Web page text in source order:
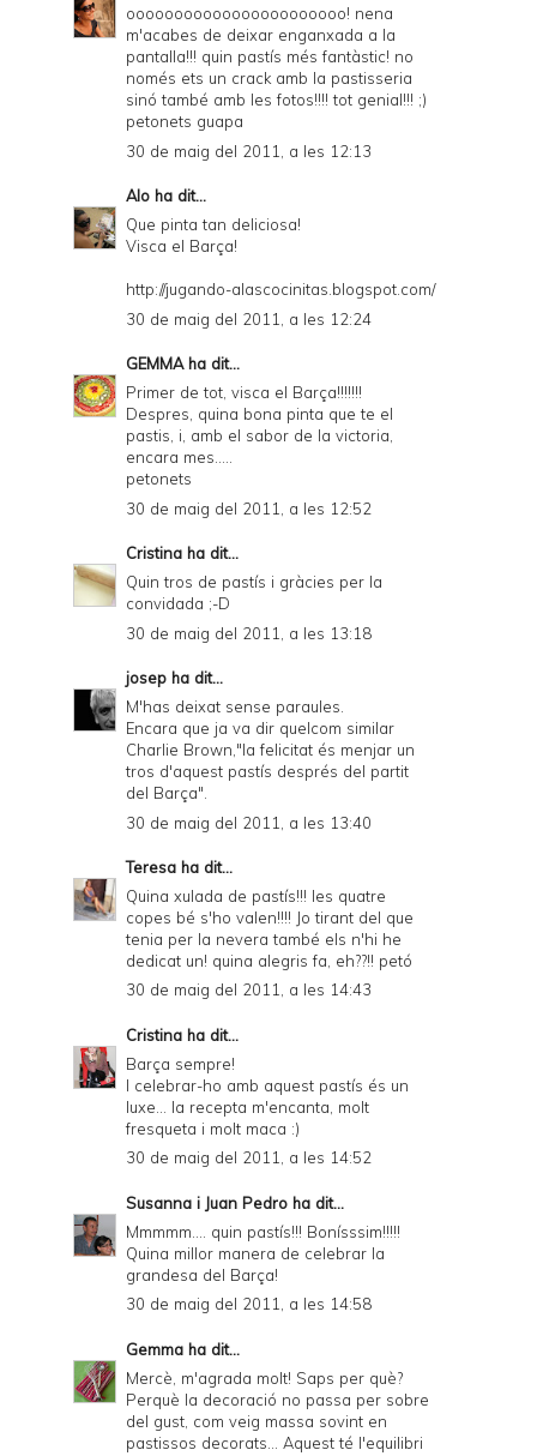
ooooooooooooooooooooooo! nena
m'acabes de deixar enganxada a la
pantalla!!! quin pastís més fantàstic! no
només ets un crack amb la pastisseria
sinó també amb les fotos!!!! tot genial!!! ;)
petonets guapa
30 de maig del 2011, a les 12:13
Alo ha dit...
Que pinta tan deliciosa!
Visca el Barça!
http://jugando-alascocinitas.blogspot.com/
30 de maig del 2011, a les 12:24
GEMMAha dit...
Primer de tot, visca el Barça!!!!!!!
Despres, quina bona pinta que te el
pastis, i, amb el sabor de la victoria,
encara mes.....
petonets
30 de maig del 2011, a les 12:52
Cristina ha dit...
Quin tros de pastís i gràcies per la
convidada ;-D
30 de maig del 2011, a les 13:18
josep ha dit...
M'has deixat sense paraules.
Encara que ja va dir quelcom similar
Charlie Brown,"la felicitat és menjar un
tros d'aquest pastís després del partit
del Barça".
30 de maig del 2011, a les 13:40
Teresa ha dit...
Quina xulada de pastís!!! les quatre
copes bé s'ho valen!!!! Jo tirant del que
tenia per la nevera també els n'hi he
dedicat un! quina alegris fa, eh??!! petó
30 de maig del 2011, a les 14:43
Cristina ha dit...
Barça sempre!
I celebrar-ho amb aquest pastís és un
luxe... la recepta m'encanta, molt
fresqueta i molt maca :)
30 de maig del 2011, a les 14:52
Susanna i Juan Pedro ha dit...
Mmmmm.... quin pastís!!! Bonísssim!!!!!
Quina millor manera de celebrar la
grandesa del Barça!
30 de maig del 2011, a les 14:58
Gemma ha dit...
Mercè, m'agrada molt! Saps per què?
Perquè la decoració no passa per sobre
del gust, com veig massa sovint en
pastissos decorats... Aquest té l'equilibri